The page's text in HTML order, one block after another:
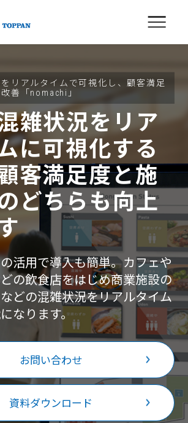
リアルタイムで可視化し、顧客満足
善「nomachi」
雑状況をリア
に可視化する
客満足度と施
どちらも向上
活用で導入も簡単。カフェや
の飲食店をはじめ商業施設の
どの混雑状況をリアルタイム
なります。
お問い合わせ
資料ダウンロード